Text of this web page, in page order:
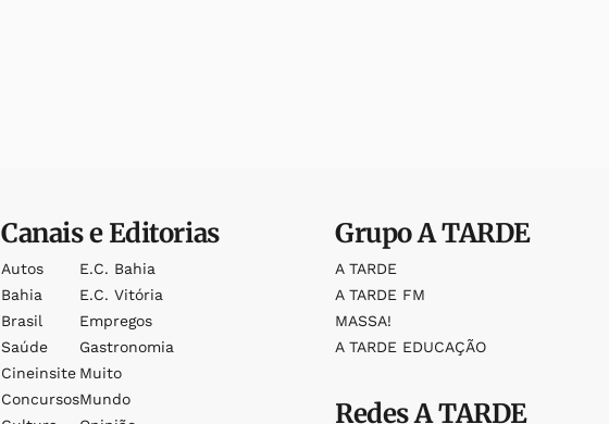
Canais e Editorias
Autos
Bahia
Brasil
Saúde
Cineinsite
Concursos
E.c. Bahia
E.c. Vitória
Empregos
Gastronomia
Muito
Mundo
GrupoA TARDE
A TARDE
A TARDE FM
MASSA!
A TARDE EDUCAÇÃO
RedesA TARDE